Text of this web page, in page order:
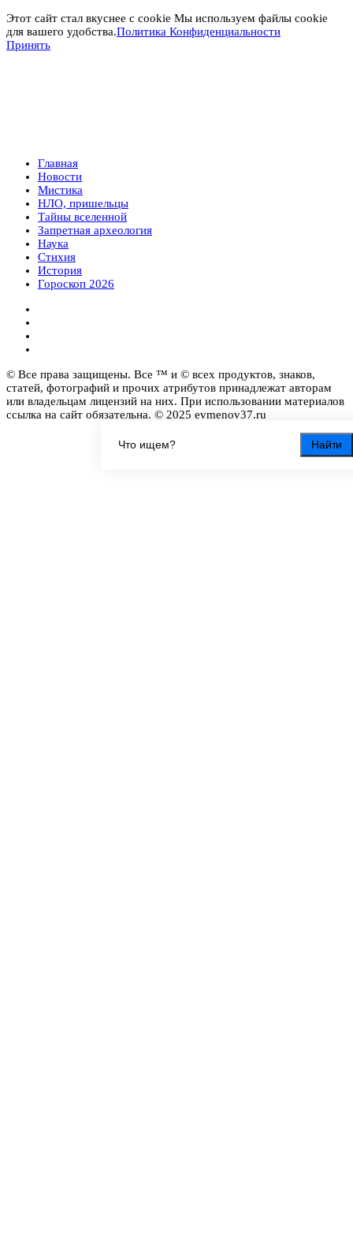
Найти
Этот сайт стал вкуснее с cookie Мы используем файлы cookie
для вашего удобства.Политика Конфиденциальности
Принять
Главная
Новости
Мистика
НЛО, пришельцы
Тайны вселенной
Запретная археология
Наука
Стихия
История
Гороскоп 2026
© Все права защищены. Все ™ и © всех продуктов, знаков,
статей, фотографий и прочих атрибутов принадлежат авторам
или владельцам лицензий на них. При использовании материалов
ссылка на сайт обязательна. © 2025 evmenov37.ru